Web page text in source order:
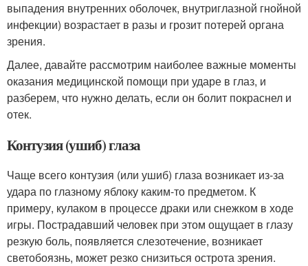
выпадения внутренних оболочек, внутриглазной гнойной
инфекции) возрастает в разы и грозит потерей органа
зрения.
Далее, давайте рассмотрим наиболее важные моменты
оказания медицинской помощи при ударе в глаз, и
разберем, что нужно делать, если он болит покраснел и
отек.
Контузия (ушиб) глаза
Чаще всего контузия (или ушиб) глаза возникает из-за
удара по глазному яблоку каким-то предметом. К
примеру, кулаком в процессе драки или снежком в ходе
игры. Пострадавший человек при этом ощущает в глазу
резкую боль, появляется слезотечение, возникает
светобоязнь, может резко снизиться острота зрения.